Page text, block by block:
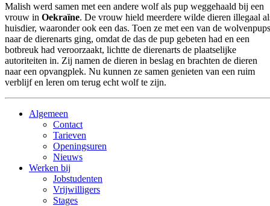
Malish werd samen met een andere wolf als pup weggehaald bij een
vrouw in Oekraïne. De vrouw hield meerdere wilde dieren illegaal
huisdier, waaronder ook een das. Toen ze met een van de wolvenpups
naar de dierenarts ging, omdat de das de pup gebeten had en een
botbreuk had veroorzaakt, lichtte de dierenarts de plaatselijke
autoriteiten in. Zij namen de dieren in beslag en brachten de dieren
naar een opvangplek. Nu kunnen ze samen genieten van een ruim
verblijf en leren om terug echt wolf te zijn.
Algemeen
Contact
Tarieven
Openingsuren
Nieuws
Werken bij
Jobstudenten
Vrijwilligers
Stages